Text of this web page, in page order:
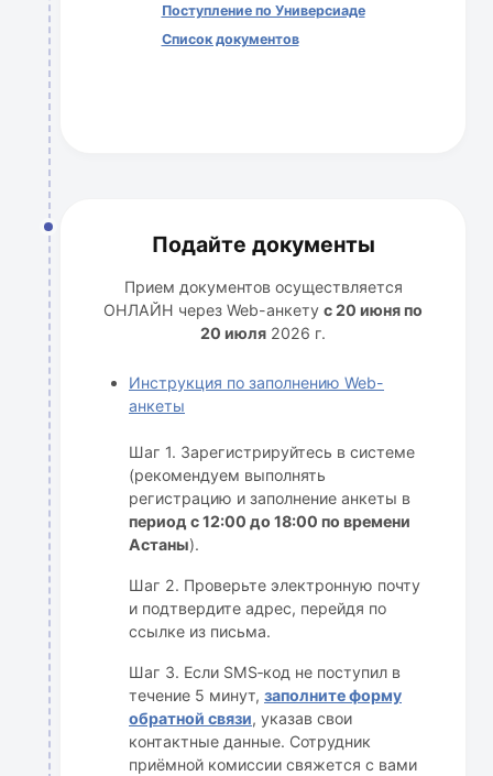
Поступление по Универсиаде
Список документов
Подайте документы
Прием документов осуществляется
ОНЛАЙН через Web-анкету с 20 июня по
20 июля 2026 г.
Инструкция по заполнению Web-
анкеты
Шаг 1. Зарегистрируйтесь в системе
(рекомендуем выполнять
регистрацию и заполнение анкеты в
период с 12:00 до 18:00 по времени
Астаны).
Шаг 2. Проверьте электронную почту
и подтвердите адрес, перейдя по
ссылке из письма.
Шаг 3. Если SMS‑код не поступил в
течение 5 минут, заполните форму
обратной связи, указав свои
контактные данные. Сотрудник
приёмной комиссии свяжется с вами